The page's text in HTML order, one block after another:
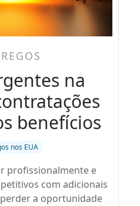
na
benefícios
nos EUA
profissionalmente e
com adicionais
a oportunidade